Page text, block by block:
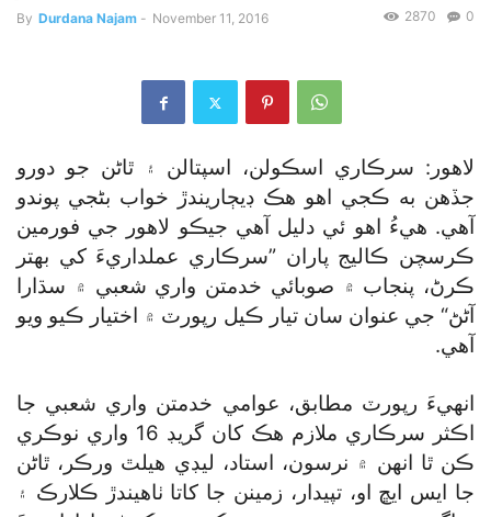
By Durdana Najam - November 11, 2016 0
2870
لاهور: سرڪاري اسڪولن، اسپتالن ۽ ٿاڻن جو دورو
جڏهن به ڪجي اهو هڪ ڊيڄاريندڙ خواب بڻجي پوندو
آهي. هيءُ اهو ئي دليل آهي جيڪو لاهور جي فورمين
ڪرسچن ڪاليج پاران ”سرڪاري عملداريءَ کي بهتر
ڪرڻ، پنجاب ۾ صوبائي خدمتن واري شعبي ۾ سڌارا
آڻڻ“ جي عنوان سان تيار ڪيل رپورٽ ۾ اختيار ڪيو ويو
آهي.
انهيءَ رپورٽ مطابق، عوامي خدمتن واري شعبي جا
اڪثر سرڪاري ملازم هڪ کان گريڊ 16 واري نوڪري
ڪن ٿا انهن ۾ نرسون، استاد، ليڊي هيلٿ ورڪر، ٿاڻن
جا ايس ايڇ او، تپيدار، زمينن جا کاتا ٺاهيندڙ ڪلارڪ ۽